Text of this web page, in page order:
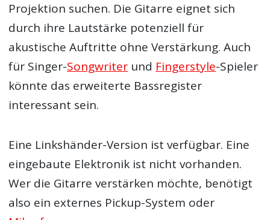
Projektion suchen. Die Gitarre eignet sich
durch ihre Lautstärke potenziell für
akustische Auftritte ohne Verstärkung. Auch
für Singer-Songwriter und Fingerstyle-Spieler
könnte das erweiterte Bassregister
interessant sein.
Eine Linkshänder-Version ist verfügbar. Eine
eingebaute Elektronik ist nicht vorhanden.
Wer die Gitarre verstärken möchte, benötigt
also ein externes Pickup-System oder